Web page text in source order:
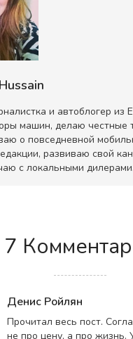
и автоблогер из
машин, делаю честные
о повседневной
развиваю свой
с локальными дилерами.
7
Денис Ройлян
Прочитал весь пост.
не про цену, а про жизнь.